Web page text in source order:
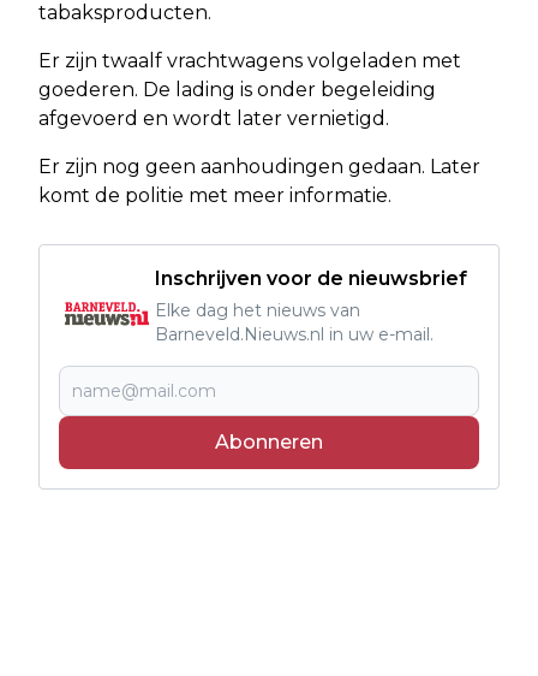
tabaksproducten.
Er zijn twaalf vrachtwagens volgeladen met
goederen. De lading is onder begeleiding
afgevoerd en wordt later vernietigd.
Er zijn nog geen aanhoudingen gedaan. Later
komt de politie met meer informatie.
Inschrijven voor de nieuwsbrief
Elke dag het nieuws van
Barneveld.Nieuws.nl in uw e-mail.
Abonneren